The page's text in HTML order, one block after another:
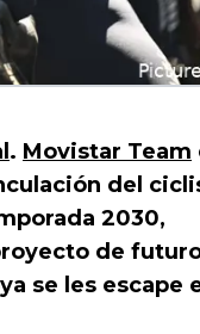
. Movistar Team
del
2030,
de
se les escape